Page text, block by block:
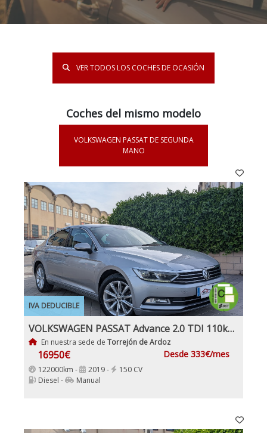
VER TODOS LOS COCHES DE OCASIÓN
Coches del mismo modelo
VOLKSWAGEN PASSAT DE SEGUNDA
MANO
IVA DEDUCIBLE
VOLKSWAGEN PASSAT Advance 2.0 TDI 110kW (150CV)
En nuestra sede de Torrejón de Ardoz
16950€ Desde 333€/mes
122000km - 2019 -
150 CV
Diesel -
Manual